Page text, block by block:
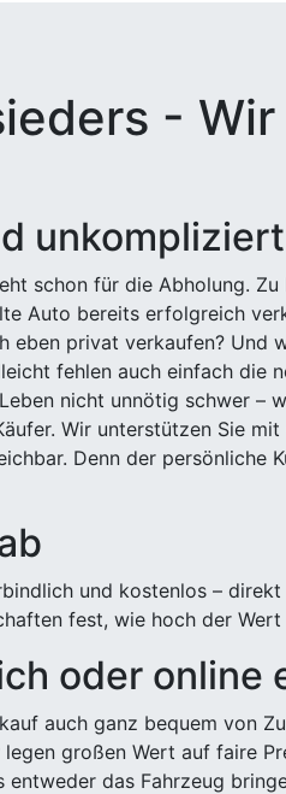
-
schon für die Abholung.
Auto bereits erfolgreich
eben privat verkaufen? Und
fehlen auch einfach die
nicht unnötig schwer –
Wir unterstützen Sie
Denn der persönliche
und kostenlos –
fest, wie hoch der
oder online
auch ganz bequem von
großen Wert auf faire
entweder das Fahrzeug